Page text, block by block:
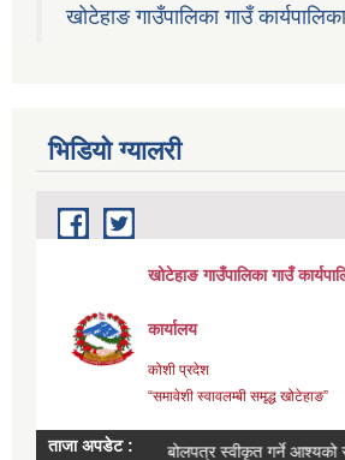
खोटेहाङ गाउँपालिका गाउँ
भिडियाे ग्यालरी